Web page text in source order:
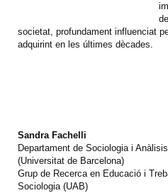
societat, profundament influenciat
adquirint en les últimes dècades.
Sandra Fachelli
Departament de Sociologia i
(Universitat de Barcelona)
Grup de Recerca en Educació i
Sociologia (UAB)